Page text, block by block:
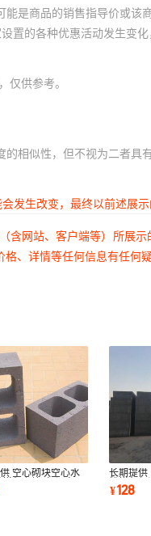
是商品的销售指导价或该
的各种优惠活动发生变化
供参考。
相似性，但不视为二者具
生改变，最终以前述展示
网站、客户端等）所
、详情等任何信息有任
空心砌块空心水
煤灰砌块 空心砖
长期提供
粉煤灰
价廉
¥128